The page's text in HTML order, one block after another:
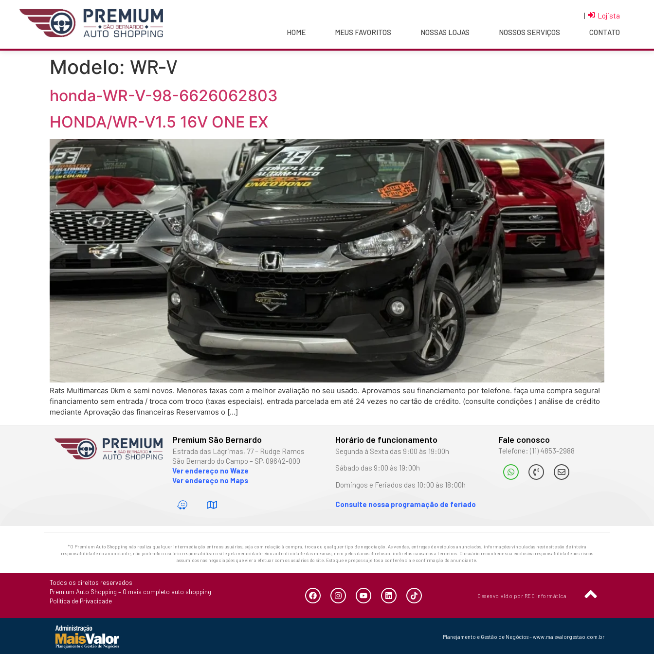
|
Lojista
HOME
MEUS FAVORITOS NOSSAS LOJAS NOSSOS SERVIÇOS CONTATO
Modelo: WR-V
honda-WR-V-98-6626062803
HONDA/WR-V1.5 16V ONE EX
Rats Multimarcas 0km e semi novos. Menores taxas com a melhor avaliação no seu usado. Aprovamos seu financiamento por telefone. faça uma compra segura!
financiamento sem entrada / troca com troco (taxas especiais). entrada parcelada em até 24 vezes no cartão de crédito. (consulte condições ) análise de crédito
mediante Aprovação das financeiras Reservamos o […]
Premium São Bernardo
Estrada das Lágrimas, 77 – Rudge Ramos
São Bernardo do Campo – SP, 09642-000
Ver endereço no Waze
Ver endereço no Maps
Horário de funcionamento
Segunda à Sexta das 9:00 às 19:00h
Sábado das 9:00 às 19:00h
Domingos e Feriados das 10:00 às 18:00h
Consulte nossa programação de feriado
Fale conosco
Telefone: (11) 4853-2988
*O Premium Auto Shopping não realiza qualquer intermediação entre os usuários, seja com relação à compra, troca ou qualquer tipo de negociação. As vendas, entregas de veículos anunciados, informações vinculadas neste site são de inteira
responsabilidade do anunciante, não podendo o usuário responsabilizar o site pela veracidade e/ou autenticidade das mesmas, nem pelos danos diretos ou indiretos causados a terceiros. O usuário reconhece sua exclusiva responsabilidade aos riscos
assumidos nas negociações que vier a efetuar com os usuários do site. Estoque e preços sujeitos a conferência e confirmação do anunciante.
Todos os direitos reservados
Premium Auto Shopping – O mais completo auto shopping
Política de Privacidade
Desenvolvido por REC Informática
Planejamento e Gestão de Negócios – www.maisvalorgestao.com.br